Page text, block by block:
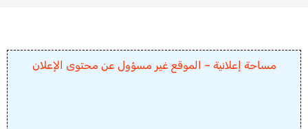
مساحة إعلانية – الموقع غير مسؤول عن محتوى الإعلان